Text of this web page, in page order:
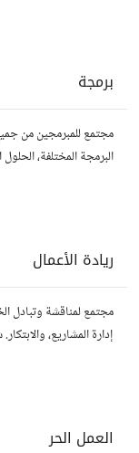
برمجة
مجتمع للمبرمجين من
البرمجة المختلفة،
ريادة الأعمال
مجتمع لمناقشة وتبادل
إدارة المشاريع،
العمل الحر